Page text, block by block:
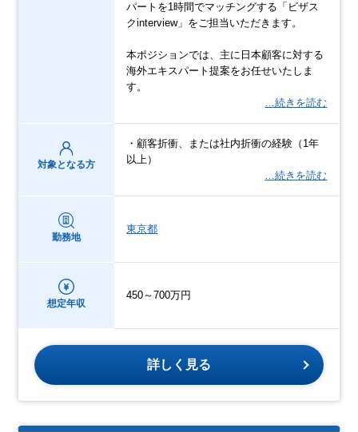
パートを1時間でマッチングする「ビザス
クinterview」をご担当いただきます。
本ポジションでは、主に日本顧客に対する
海外エキスパート提案をお任せいたしま
す。
…続きを読む
対象となる方
・顧客折衝、または社内折衝の経験（1年
以上）
…続きを読む
勤務地
東京都
想定年収
450～700万円
詳しく見る